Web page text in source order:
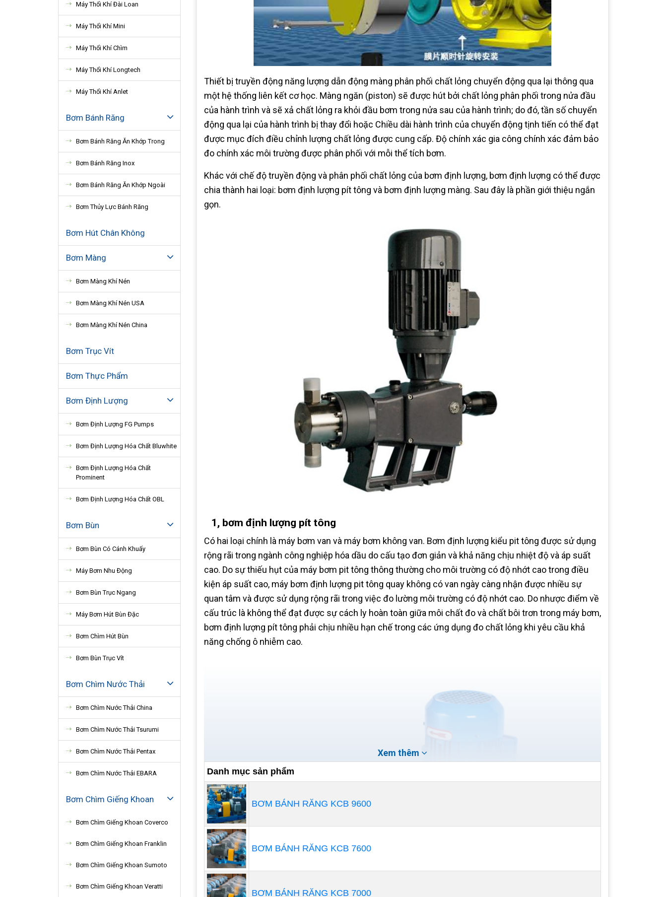
Máy Thổi Khí Đài Loan
Máy Thổi Khí Mini
Máy Thổi Khí Chìm
Máy Thổi Khí Longtech
Máy Thổi Khí Anlet
Bơm Bánh Răng
Bơm Bánh Răng Ăn Khớp Trong
Bơm Bánh Răng Inox
Bơm Bánh Răng Ăn Khớp Ngoài
Bơm Thủy Lực Bánh Răng
Bơm Hút Chân Không
Bơm Màng
Bơm Màng Khí Nén
Bơm Màng Khí Nén USA
Bơm Màng Khí Nén China
Bơm Trục Vít
Bơm Thực Phẩm
Bơm Định Lượng
Bơm Định Lượng FG Pumps
Bơm Định Lượng Hóa Chất Bluwhite
Bơm Định Lượng Hóa Chất
Prominent
Bơm Định Lượng Hóa Chất OBL
Bơm Bùn
Bơm Bùn Có Cánh Khuấy
Máy Bơm Nhu Động
Bơm Bùn Trục Ngang
Máy Bơm Hút Bùn Đặc
Bơm Chìm Hút Bùn
Bơm Bùn Trục Vít
Bơm Chìm Nước Thải
Bơm Chìm Nước Thải China
Bơm Chìm Nước Thải Tsurumi
Bơm Chìm Nước Thải Pentax
Bơm Chìm Nước Thải EBARA
Bơm Chìm Giếng Khoan
Bơm Chìm Giếng Khoan Coverco
Bơm Chìm Giếng Khoan Franklin
Bơm Chìm Giếng Khoan Sumoto
Bơm Chìm Giếng Khoan Veratti
Thiết bị truyền động năng lượng dẫn động màng phân phối chất lỏng chuyển động qua lại thông qua
một hệ thống liên kết cơ học. Màng ngăn (piston) sẽ được hút bởi chất lỏng phân phối trong nửa đầu
của hành trình và sẽ xả chất lỏng ra khỏi đầu bơm trong nửa sau của hành trình; do đó, tần số chuyển
động qua lại của hành trình bị thay đổi hoặc Chiều dài hành trình của chuyển động tịnh tiến có thể đạt
được mục đích điều chỉnh lượng chất lỏng được cung cấp. Độ chính xác gia công chính xác đảm bảo
đo chính xác môi trường được phân phối với mỗi thể tích bơm.
Khác với chế độ truyền động và phân phối chất lỏng của bơm định lượng, bơm định lượng có thể được
chia thành hai loại: bơm định lượng pít tông và bơm định lượng màng. Sau đây là phần giới thiệu ngắn
gọn.
1, bơm định lượng pít tông
Có hai loại chính là máy bơm van và máy bơm không van. Bơm định lượng kiểu pit tông được sử dụng
rộng rãi trong ngành công nghiệp hóa dầu do cấu tạo đơn giản và khả năng chịu nhiệt độ và áp suất
cao. Do sự thiếu hụt của máy bơm pit tông thông thường cho môi trường có độ nhớt cao trong điều
kiện áp suất cao, máy bơm định lượng pit tông quay không có van ngày càng nhận được nhiều sự
quan tâm và được sử dụng rộng rãi trong việc đo lường môi trường có độ nhớt cao. Do nhược điểm về
cấu trúc là không thể đạt được sự cách ly hoàn toàn giữa môi chất đo và chất bôi trơn trong máy bơm,
bơm định lượng pít tông phải chịu nhiều hạn chế trong các ứng dụng đo chất lỏng khi yêu cầu khả
năng chống ô nhiễm cao.
Xem thêm
Danh mục sản phẩm
BƠM BÁNH RĂNG KCB 9600
BƠM BÁNH RĂNG KCB 7600
BƠM BÁNH RĂNG KCB 7000